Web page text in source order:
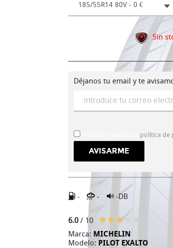
185/55R14 80V - 0 €
Sin
Déjanos tu email y te
política de
- - -DB
6.0/ 10
Marca: MICHELIN
Modelo: PILOT EXALTO